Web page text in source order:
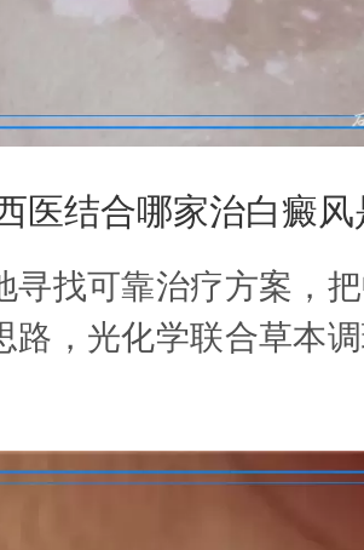
医结合哪家治白癜
寻找可靠治疗方案，
路，光化学联合草本